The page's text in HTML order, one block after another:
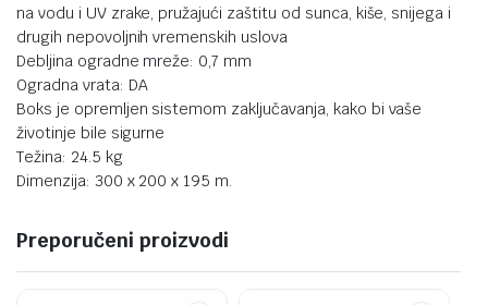
na vodu i UV zrake, pružajući zaštitu od sunca, kiše, snijega i
drugih nepovoljnih vremenskih uslova
Debljina ogradne mreže: 0,7 mm
Ogradna vrata: DA
Boks je opremljen sistemom zaključavanja, kako bi vaše
životinje bile sigurne
Težina: 24.5 kg
Dimenzija: 300 x 200 x 195 m.
Preporučeni proizvodi